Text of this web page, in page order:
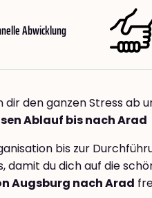
Abwicklung
dir den ganzen Stress ab
Ablauf bis nach Arad
bis zur
damit du dich auf die
Augsburg nach Arad